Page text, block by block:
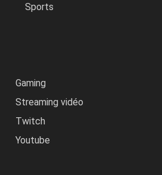
Sports
Gaming
Streaming vidéo
Twitch
Youtube